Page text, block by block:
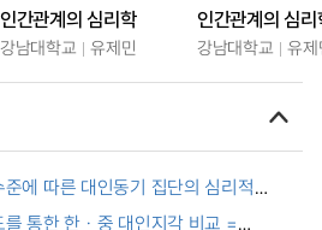
인간관계의 심리학
강남대학교 유제민
인간관계의 심리
강남대학교 유
에 따른 대인동기 집단의 심리적
통한 한ㆍ중 대인지각 비교 =